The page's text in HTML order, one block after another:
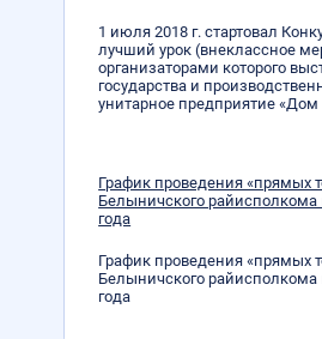
1 июля 2018 г. стартовал
лучший урок (внеклассное
организаторами которого
государства и
унитарное предприятие «Дом
График проведения «прямых
Белыничского райисполкома
года
График проведения «прямых
Белыничского райисполкома
года